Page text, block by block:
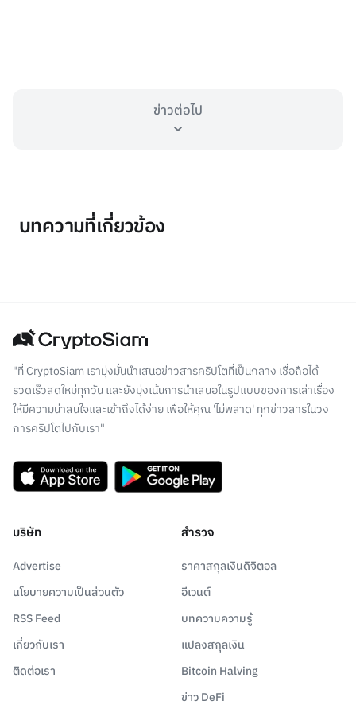
ข่าวต่อไป
บทความที่เกี่ยวข้อง
"ที่ CryptoSiam เรามุ่งมั่นนำเสนอข่าวสารคริปโตที่เป็นกลาง เชื่อถือได้
รวดเร็วสดใหม่ทุกวัน และยังมุ่งเน้นการนำเสนอในรูปแบบของการเล่าเรื่อง
ให้มีความน่าสนใจและเข้าถึงได้ง่าย เพื่อให้คุณ 'ไม่พลาด' ทุกข่าวสารในวง
การคริปโตไปกับเรา"
บริษัท
Advertise
นโยบายความเป็นส่วนตัว
RSS Feed
เกี่ยวกับเรา
ติดต่อเรา
สำรวจ
ราคาสกุลเงินดิจิตอล
อีเวนต์
บทความความรู้
แปลงสกุลเงิน
Bitcoin Halving
ข่าว DeFi